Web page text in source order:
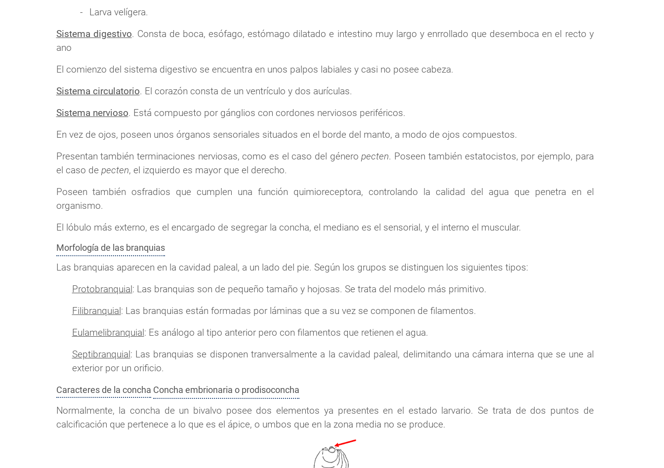
Larva velígera.
Sistema digestivo. Consta de boca, esófago, estómago dilatado e intestino muy largo y enrrollado que desemboca en el recto y
ano
El comienzo del sistema digestivo se encuentra en unos palpos labiales y casi no posee cabeza.
Sistema circulatorio. El corazón consta de un ventrículo y dos aurículas.
Sistema nervioso. Está compuesto por gánglios con cordones nerviosos periféricos.
En vez de ojos, poseen unos órganos sensoriales situados en el borde del manto, a modo de ojos compuestos.
Presentan también terminaciones nerviosas, como es el caso del géneropecten. Poseen también estatocistos, por ejemplo, para
el caso de pecten, el izquierdo es mayor que el derecho.
Poseen también osfradios que cumplen una función quimioreceptora, controlando la calidad del agua que penetra en el
organismo.
El lóbulo más externo, es el encargado de segregar la concha, el mediano es el sensorial, y el interno el muscular.
Morfología de las branquias
Las branquias aparecen en la cavidad paleal, a un lado del pie. Según los grupos se distinguen los siguientes tipos:
Protobranquial: Las branquias son de pequeño tamaño y hojosas. Se trata del modelo más primitivo.
Filibranquial: Las branquias están formadas por láminas que a su vez se componen de filamentos.
Eulamelibranquial: Es análogo al tipo anterior pero con filamentos que retienen el agua.
Septibranquial: Las branquias se disponen tranversalmente a la cavidad paleal, delimitando una cámara interna que se une al
exterior por un orificio.
Caracteres de la concha Concha embrionaria o prodisoconcha
Normalmente, la concha de un bivalvo posee dos elementos ya presentes en el estado larvario. Se trata de dos puntos de
calcificación que pertenece a lo que es el ápice, o umbos que en la zona media no se produce.